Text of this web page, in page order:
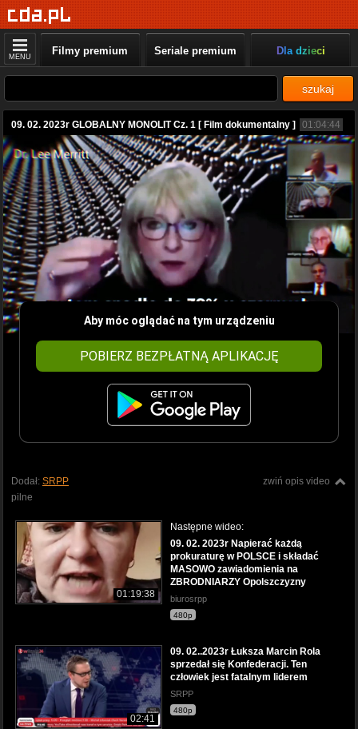
MENU Filmy premium Seriale premium Dla dzieci
szukaj
09. 02. 2023r GLOBALNY MONOLIT Cz. 1 [ Film dokumentalny ] 01:04:44
Aby móc oglądać na tym urządzeniu
POBIERZ BEZPŁATNĄ APLIKACJĘ
zwiń opis video
Dodał: SRPP
pilne
01:19:38
Następne wideo:
09. 02. 2023r Napierać każdą
prokuraturę w POLSCE i składać
MASOWO zawiadomienia na
ZBRODNIARZY Opolszczyzny
biurosrpp
480p
02:41
09. 02..2023r Łuksza Marcin Rola
sprzedał się Konfederacji. Ten
człowiek jest fatalnym liderem
SRPP
480p